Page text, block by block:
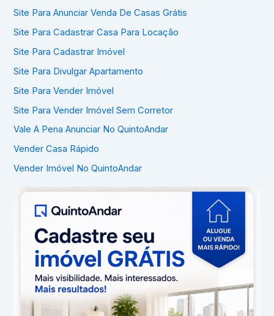
Site Para Anunciar Venda De Casas Grátis
Site Para Cadastrar Casa Para Locação
Site Para Cadastrar Imóvel
Site Para Divulgar Apartamento
Site Para Vender Imóvel
Site Para Vender Imóvel Sem Corretor
Vale A Pena Anunciar No QuintoAndar
Vender Casa Rápido
Vender Imóvel No QuintoAndar